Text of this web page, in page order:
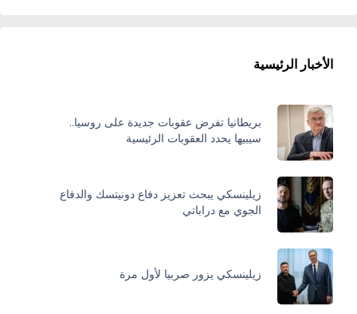
الأخبار الرئيسية
بريطانيا تفرض عقوبات جديدة على روسيا..
سيبيها يحدد العقوبات الرئيسية
زيلينسكي يبحث تعزيز دفاع دونيتسك والدفاع
الجوي مع دراباتي
زيلينسكي يزور صربيا لأول مرة